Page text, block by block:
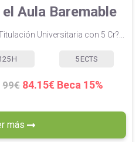
Aula Baremable
Universitaria con 5 Cr?...
H 5 ECTS
99€ 84.15€ Beca 15%
más